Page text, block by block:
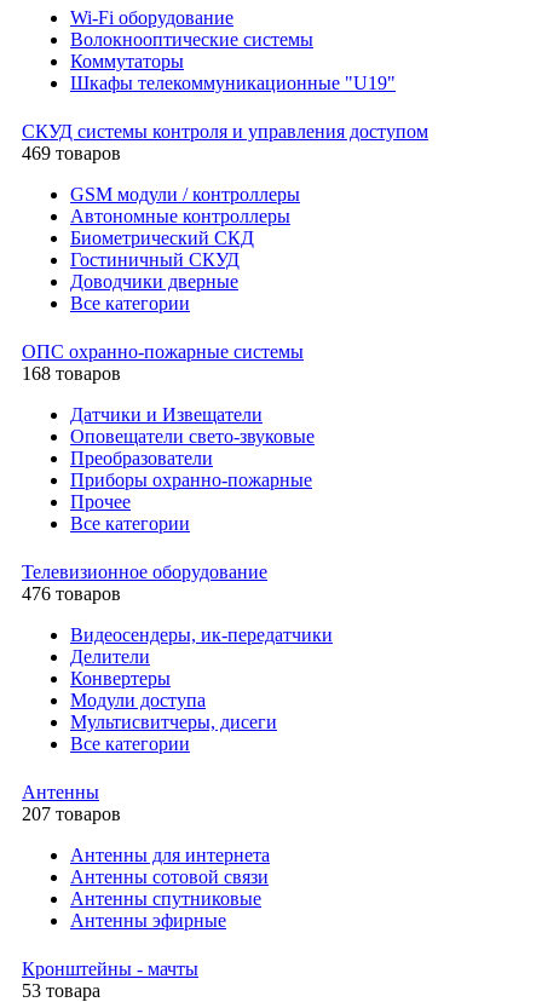
Wi-Fi оборудование
Волокнооптические системы
Коммутаторы
Шкафы телекоммуникационные "U19"
СКУД системы контроля и управления доступом
469 товаров
GSM модули / контроллеры
Автономные контроллеры
Биометрический СКД
Гостиничный СКУД
Доводчики дверные
Все категории
ОПС охранно-пожарные системы
168 товаров
Датчики и Извещатели
Оповещатели свето-звуковые
Преобразователи
Приборы охранно-пожарные
Прочее
Все категории
Телевизионное оборудование
476 товаров
Видеосендеры, ик-передатчики
Делители
Конвертеры
Модули доступа
Мультисвитчеры, дисеги
Все категории
Антенны
207 товаров
Антенны для интернета
Антенны сотовой связи
Антенны спутниковые
Антенны эфирные
Кронштейны - мачты
53 товара